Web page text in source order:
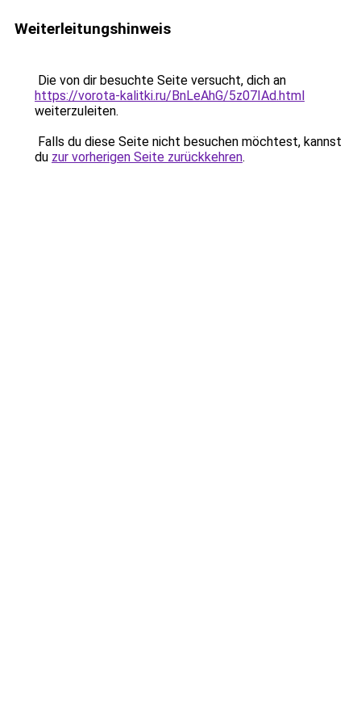
Weiterleitungshinweis
Die von dir besuchte Seite versucht, dich an
https://vorota-kalitki.ru/BnLeAhG/5z07IAd.html
weiterzuleiten.
Falls du diese Seite nicht besuchen möchtest, kannst
du zur vorherigen Seite zurückkehren.